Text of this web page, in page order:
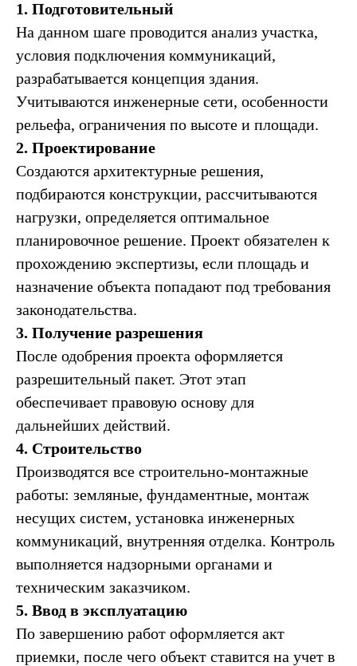
1. Подготовительный
На данном шаге проводится анализ участка,
условия подключения коммуникаций,
разрабатывается концепция здания.
Учитываются инженерные сети, особенности
рельефа, ограничения по высоте и площади.
2. Проектирование
Создаются архитектурные решения,
подбираются конструкции, рассчитываются
нагрузки, определяется оптимальное
планировочное решение. Проект обязателен к
прохождению экспертизы, если площадь и
назначение объекта попадают под требования
законодательства.
3. Получение разрешения
После одобрения проекта оформляется
разрешительный пакет. Этот этап
обеспечивает правовую основу для
дальнейших действий.
4. Строительство
Производятся все строительно-монтажные
работы: земляные, фундаментные, монтаж
несущих систем, установка инженерных
коммуникаций, внутренняя отделка. Контроль
выполняется надзорными органами и
техническим заказчиком.
5. Ввод в эксплуатацию
По завершению работ оформляется акт
приемки, после чего объект ставится на учет в